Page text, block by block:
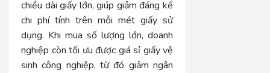
chiều dài giấy lớn, giúp giảm đáng kể
chi phí tính trên mỗi mét giấy sử
dụng. Khi mua số lượng lớn, doanh
nghiệp còn tối ưu được giá sỉ giấy vệ
sinh công nghiệp, từ đó giảm ngân